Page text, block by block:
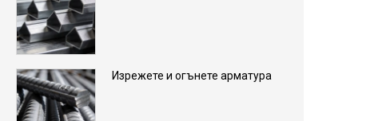
Изрежете и огънете арматура